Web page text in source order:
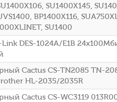
SU1400X145,
BP1400X116,
SU1400
DES-1024A/E1B
Cactus CS-TN2085 TN-
HL-2035/2035R
Cactus CS-WC3119